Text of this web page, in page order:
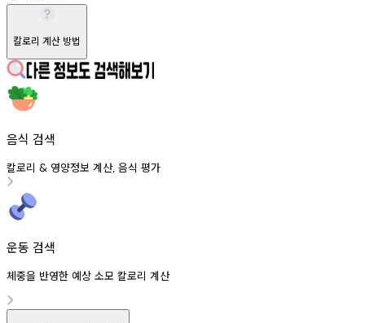
칼로리 계산 방법
음식 검색
칼로리 & 영양정보 계산, 음식 평가
운동 검색
체중을 반영한 예상 소모 칼로리 계산